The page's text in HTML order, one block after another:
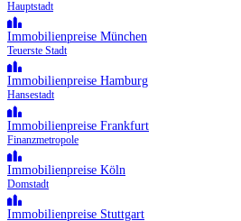
Hauptstadt
Immobilienpreise München
Teuerste Stadt
Immobilienpreise Hamburg
Hansestadt
Immobilienpreise Frankfurt
Finanzmetropole
Immobilienpreise Köln
Domstadt
Immobilienpreise Stuttgart